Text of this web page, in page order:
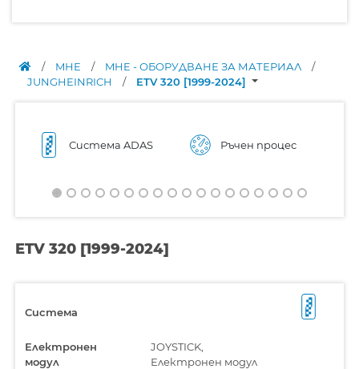
/ MHE / MHE - ОБОРУДВАНЕ ЗА МАТЕРИАЛ
/
JUNGHEINRICH
/ ETV 320 [1999-2024]
Система ADAS Ръчен процес
ETV 320 [1999-2024]
Система
Електронен
модул
JOYSTICK,
Електронен модул